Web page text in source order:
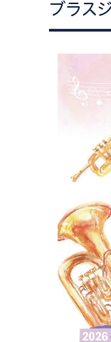
ブラス